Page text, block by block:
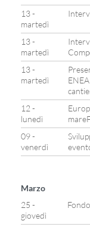
13 -
martedì
13 -
martedì
13 -
martedì
12 -
lunedì
09 -
venerdì
Marzo
25 -
giovedì